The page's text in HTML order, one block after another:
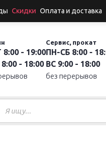
Скидки Оплата и доставка
- 19:00
- 18:00
Сервис, прокат
ПН-СБ 8:00 -
ВС 9:00 - 18:00
без перерывов